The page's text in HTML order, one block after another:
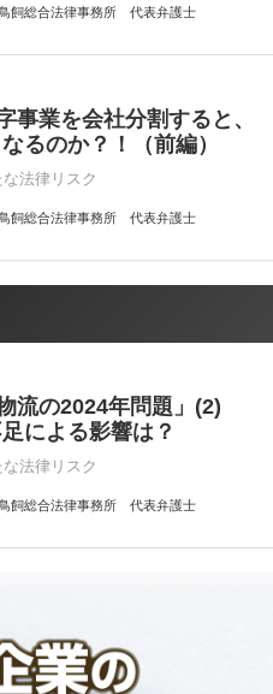
飼総合法律事務所 代表弁護士
事業を会社分割すると、
るのか？！（前編）
法律リスク
飼総合法律事務所 代表弁護士
流の2024年問題」(2)
による影響は？
法律リスク
飼総合法律事務所 代表弁護士